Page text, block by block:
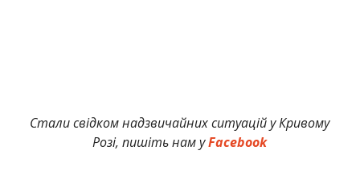
Стали свідком надзвичайних ситуацій у Кривому
Розі, пишіть нам уFacebook